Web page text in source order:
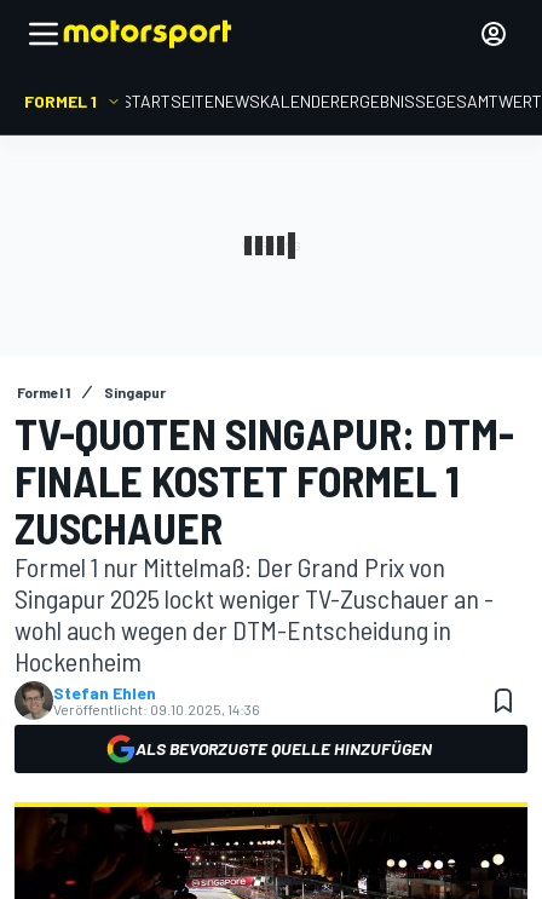
FORMEL 1 STARTSEITENEWSKALENDERERGEBNISSE
Formel 1 Singapur
TV-QUOTEN SINGAPUR: DTM-
FINALE KOSTET FORMEL 1
ZUSCHAUER
Formel 1 nur Mittelmaß: Der Grand Prix von
Singapur 2025 lockt weniger TV-Zuschauer an -
wohl auch wegen der DTM-Entscheidung in
Hockenheim
Stefan Ehlen
Veröffentlicht: 09.10.2025, 14:36
ALS BEVORZUGTE QUELLE HINZUFÜGEN